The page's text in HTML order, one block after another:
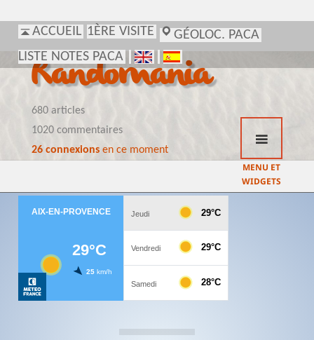
ACCUEIL 1ÈRE VISITE
GÉOLOC. PACA
LISTE NOTES PACA
Randomania
680 articles
1020 commentaires
26 connexionsen ce moment
MENU ET
WIDGETS